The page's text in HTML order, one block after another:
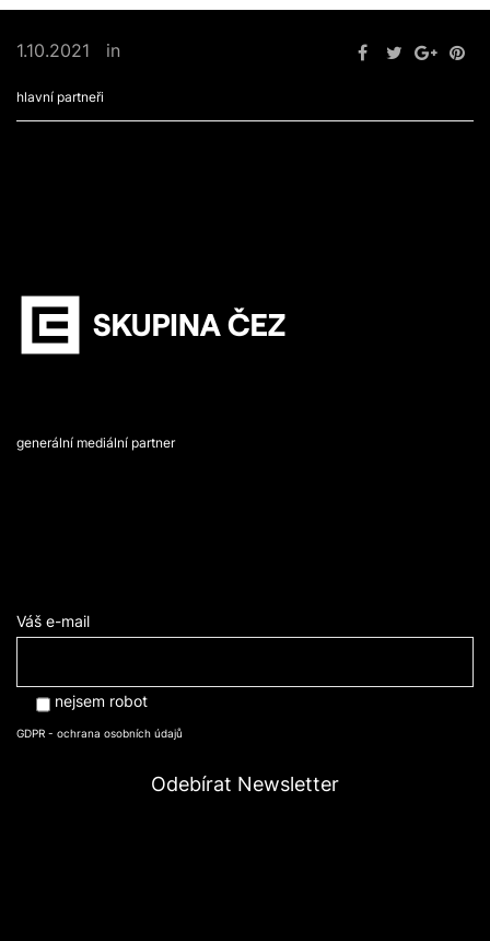
1.10.2021 in
hlavní partneři
generální mediální partner
Váš e-mail
nejsem robot
GDPR - ochrana osobních údajů